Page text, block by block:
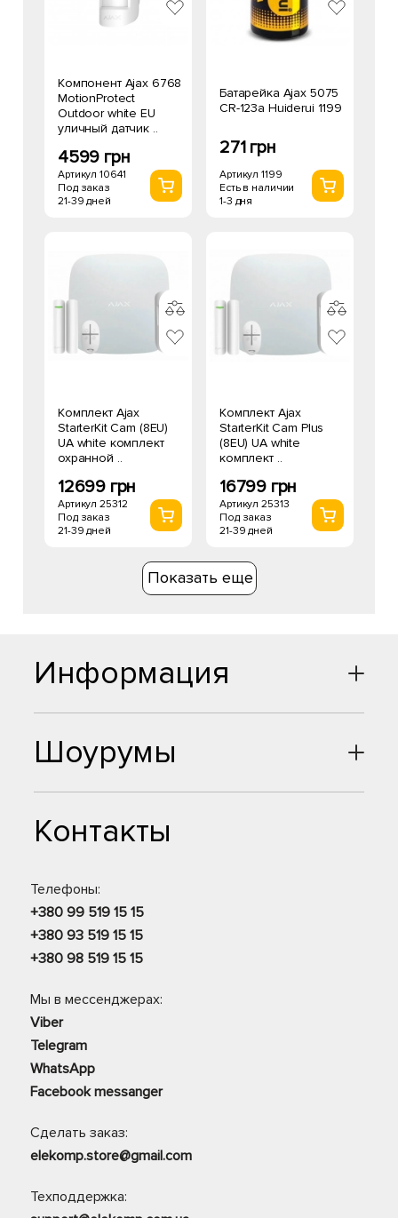
Компонент Ajax 6768
MotionProtect
Outdoor white EU
уличный датчик ..
4599 грн
Артикул 10641
Под заказ
21-39 дней
Батарейка Ajax 5075
CR-123a Huiderui 1199
271 грн
Артикул 1199
Есть в наличии
1-3 дня
Комплект Ajax
StarterKit Cam (8EU)
UA white комплект
охранной ..
12699 грн
Артикул 25312
Под заказ
21-39 дней
Комплект Ajax
StarterKit Cam Plus
(8EU) UA white
комплект ..
16799 грн
Артикул 25313
Под заказ
21-39 дней
Показать еще
Шоурумы
Контакты
Телефоны:
+380 99 519 15 15
+380 93 519 15 15
+380 98 519 15 15
Мы в мессенджерах:
Viber
Telegram
WhatsApp
Facebook messanger
Сделать заказ:
elekomp.store@gmail.com
Техподдержка:
Информация